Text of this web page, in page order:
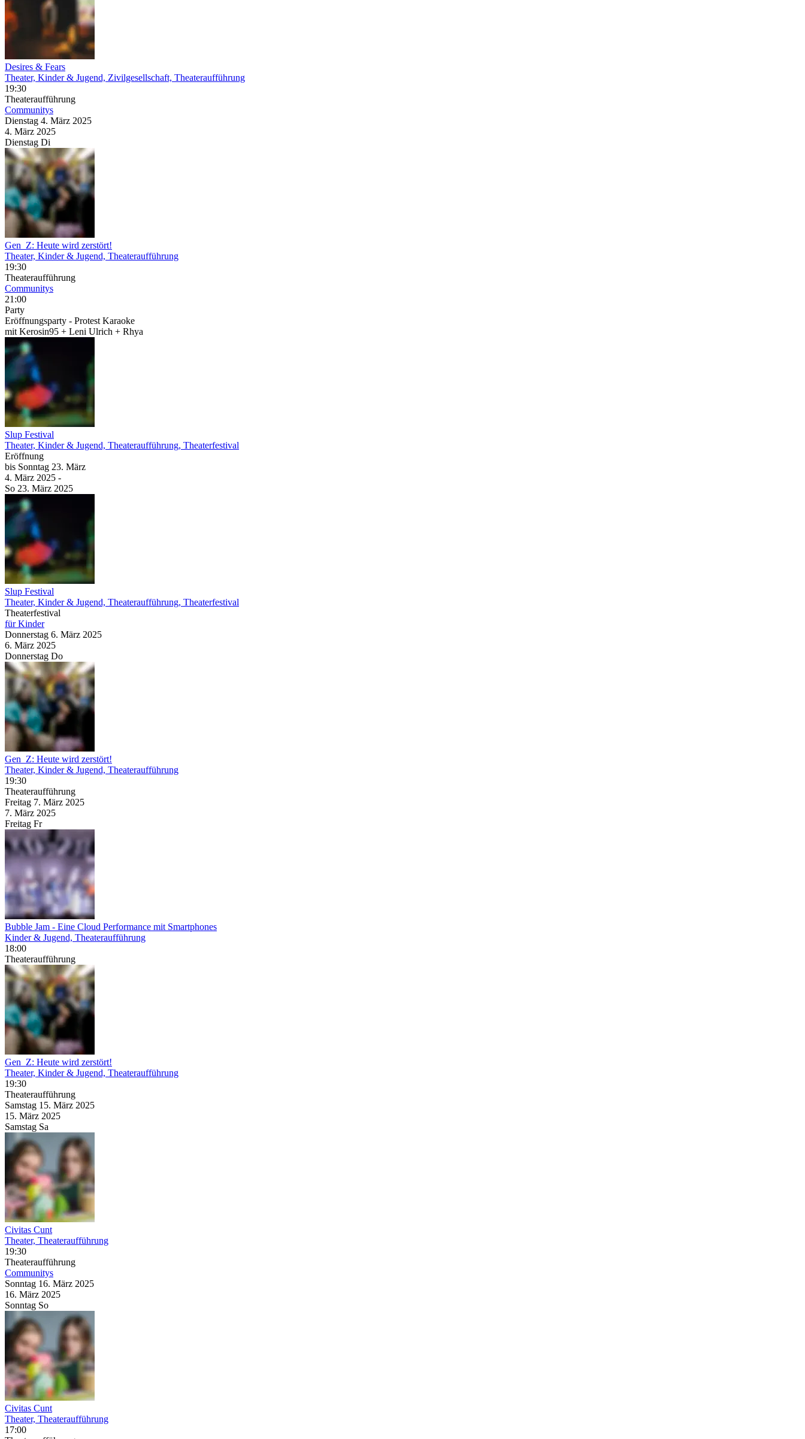
Desires & Fears
Theater, Kinder & Jugend, Zivilgesellschaft, Theateraufführung
19:30
Theateraufführung
Communitys
Dienstag 4. März 2025
4. März 2025
Dienstag Di
Gen_Z: Heute wird zerstört!
Theater, Kinder & Jugend, Theateraufführung
19:30
Theateraufführung
Communitys
21:00
Party
Eröffnungsparty - Protest Karaoke
mit Kerosin95 + Leni Ulrich + Rhya
Slup Festival
Theater, Kinder & Jugend, Theateraufführung, Theaterfestival
Eröffnung
bis Sonntag 23. März
4. März 2025 -
So 23. März 2025
Slup Festival
Theater, Kinder & Jugend, Theateraufführung, Theaterfestival
Theaterfestival
für Kinder
Donnerstag 6. März 2025
6. März 2025
Donnerstag Do
Gen_Z: Heute wird zerstört!
Theater, Kinder & Jugend, Theateraufführung
19:30
Theateraufführung
Freitag 7. März 2025
7. März 2025
Freitag Fr
Bubble Jam - Eine Cloud Performance mit Smartphones
Kinder & Jugend, Theateraufführung
18:00
Theateraufführung
Gen_Z: Heute wird zerstört!
Theater, Kinder & Jugend, Theateraufführung
19:30
Theateraufführung
Samstag 15. März 2025
15. März 2025
Samstag Sa
Civitas Cunt
Theater, Theateraufführung
19:30
Theateraufführung
Communitys
Sonntag 16. März 2025
16. März 2025
Sonntag So
Civitas Cunt
Theater, Theateraufführung
17:00